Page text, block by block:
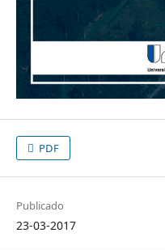
PDF
Publicado
23-03-2017